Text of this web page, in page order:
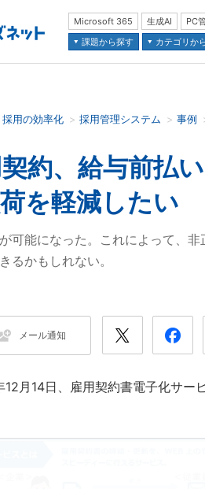
Microsoft 365 生成AI PC
課題から探す
カテゴリか
ださい
採用の効率化 採用管理システム 事例
約、給与前払
を軽減したい
可能になった。これによって、
るかもしれない。
メール通知
月14日、雇用契約書電子化サー